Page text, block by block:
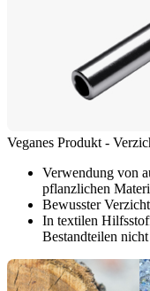
Veganes Produkt -
Verwendung von
pflanzlichen
Bewusster
In textilen
Bestandteilen